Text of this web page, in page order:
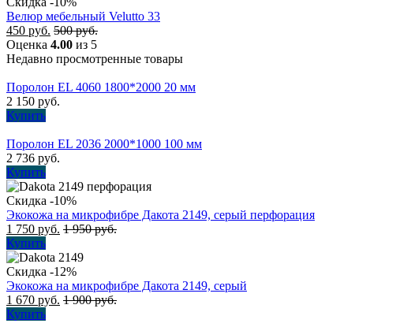
Велюр мебельный Velutto 33
450 руб. 500руб.
Оценка 4.00 из 5
Недавно просмотренные товары
Поролон EL 4060 1800*2000 20 мм
2 150 руб.
Купить
Поролон EL 2036 2000*1000 100 мм
2 736 руб.
Купить
Скидка -10%
Экокожа на микрофибре Дакота 2149, серый перфорация
1 750 руб. 1 950руб.
Купить
Скидка -12%
Экокожа на микрофибре Дакота 2149, серый
1 670 руб. 1 900руб.
Купить